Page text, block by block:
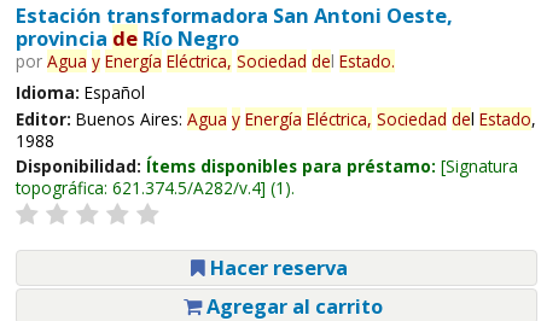
Estación transformadora San Antoni Oeste,
provincia deRío Negro
por Agua y Energía Eléctrica, Sociedad del Estado.
Idioma: Español
Editor: Buenos Aires: Agua y Energía Eléctrica, Sociedad del Estado,
1988
Disponibilidad: Ítems disponibles para préstamo: Signatura
topográfica: 621.374.5/A282/v.4 (1).
Hacer reserva
Agregar al carrito